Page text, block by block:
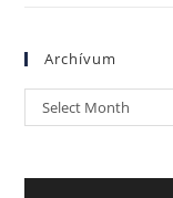
Archívum
Select Month